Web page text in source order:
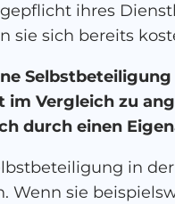
ihres
sie sich bereits
im Vergleich zu
durch einen
in
Wenn sie